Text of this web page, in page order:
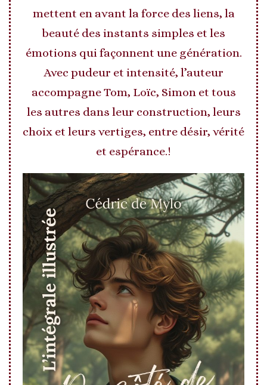
mettent en avant la force des liens, la
beauté des instants simples et les
émotions qui façonnent une génération.
Avec pudeur et intensité, l’auteur
accompagne Tom, Loïc, Simon et tous
les autres dans leur construction, leurs
choix et leurs vertiges, entre désir, vérité
et espérance.!